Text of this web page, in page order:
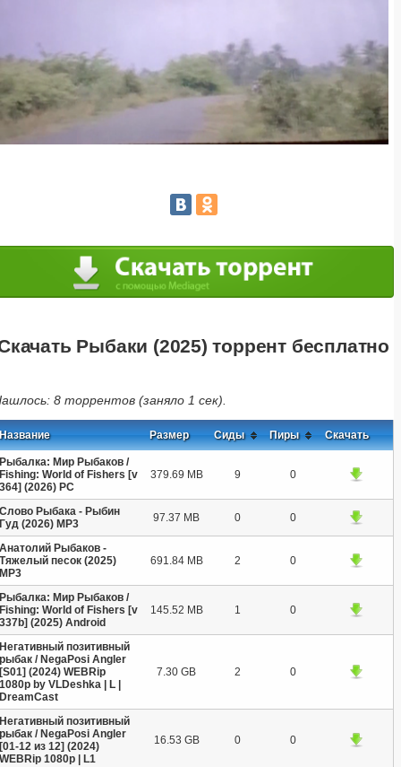
Рыбаки (2025) торрент бесплатно
8 торрентов (заняло 1 сек).
Название Размер Сиды Пиры Скачать
Рыбалка: Мир Рыбаков /
Fishing: World of Fishers [v
364] (2026) PC
379.69 MB 9 0
Слово Рыбака - Рыбин
Гуд (2026) MP3
97.37 MB 0 0
Анатолий Рыбаков -
Тяжелый песок (2025)
МР3
691.84 MB 2 0
Рыбалка: Мир Рыбаков /
Fishing: World of Fishers [v
337b] (2025) Android
145.52 MB 1 0
Негативный позитивный
рыбак / NegaPosi Angler
[S01] (2024) WEBRip
1080p by VLDeshka | L |
DreamCast
7.30 GB 2 0
Негативный позитивный
рыбак / NegaPosi Angler
[01-12 из 12] (2024)
WEBRip 1080p | L1
16.53 GB 0 0